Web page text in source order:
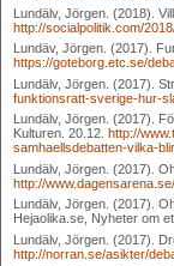
Lundälv, Jörgen. (2018).
http://socialpolitik.com/
Lundäv, Jörgen. (2017).
https://goteborg.etc.se/
Lundälv, Jörgen. (2017).
funktionsratt-sverige-hur-
Lundälv, Jörgen. (2017).
Kulturen. 20.12. http://
samhaellsdebatten-vilka-
Lundälv, Jörgen. (2017).
http://
Lundälv, Jörgen. (2017).
Hejaolika.se, Nyheter om
Lundälv, Jörgen. (2017).
http://norran.se/asikter/